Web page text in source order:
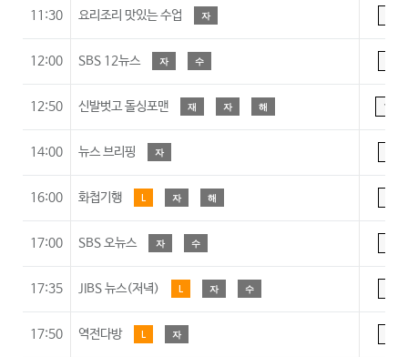
11:30 요리조리 맛있는 수업 자
12:00 SBS 12뉴스 자 수
12:50 신발벗고 돌싱포맨 재 자 해 15
14:00 뉴스 브리핑 자
16:00 화첩기행 L 자 해
17:00 SBS 오뉴스 자 수
17:35 JIBS 뉴스(저녁) L 자 수
17:50 역전다방 L 자